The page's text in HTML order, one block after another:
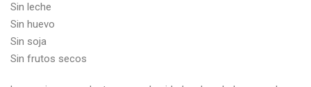
Sin leche
Sin huevo
Sin soja
Sin frutos secos